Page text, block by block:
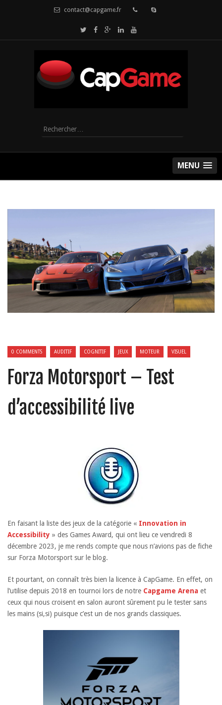
contact@capgame.fr
Rechercher :
MENU
0 COMMENTS AUDITIF COGNITIF JEUX MOTEUR VISUEL
Forza Motorsport – Test
d’accessibilité live
En faisant la liste des jeux de la catégorie « Innovation in
Accessibility » des Games Award, qui ont lieu ce vendredi 8
décembre 2023, je me rends compte que nous n’avions pas de fiche
sur Forza Motorsport sur le blog.
Et pourtant, on connaît très bien la licence à CapGame. En effet, on
l’utilise depuis 2018 en tournoi lors de notre Capgame Arena et
ceux qui nous croisent en salon auront sûrement pu le tester sans
les mains (si,si) puisque c’est un de nos grands classiques.